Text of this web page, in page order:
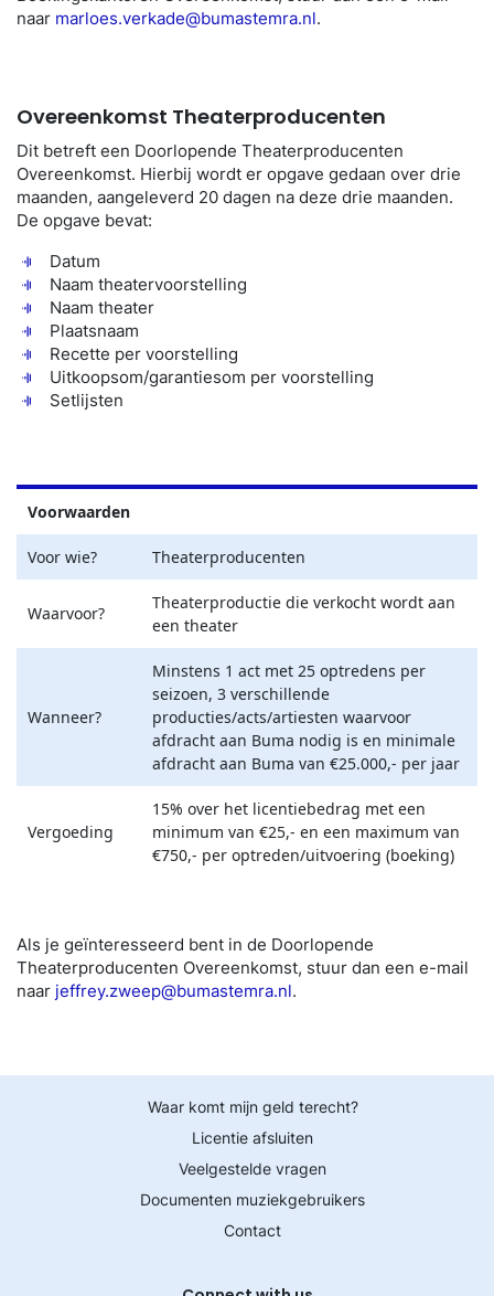
naar marloes.verkade@bumastemra.nl.
Overeenkomst Theaterproducenten
Dit betreft een Doorlopende Theaterproducenten
Overeenkomst. Hierbij wordt er opgave gedaan over drie
maanden, aangeleverd 20 dagen na deze drie maanden.
De opgave bevat:
Datum
Naam theatervoorstelling
Naam theater
Plaatsnaam
Recette per voorstelling
Uitkoopsom/garantiesom per voorstelling
Setlijsten
Voorwaarden
Voor wie? Theaterproducenten
Waarvoor?
Theaterproductie die verkocht wordt aan
een theater
Wanneer?
Minstens 1 act met 25 optredens per
seizoen, 3 verschillende
producties/acts/artiesten waarvoor
afdracht aan Buma nodig is en minimale
afdracht aan Buma van €25.000,- per jaar
Vergoeding
15% over het licentiebedrag met een
minimum van €25,- en een maximum van
€750,- per optreden/uitvoering (boeking)
Als je geïnteresseerd bent in de Doorlopende
Theaterproducenten Overeenkomst, stuur dan een e-mail
naar jeffrey.zweep@bumastemra.nl.
Waar komt mijn geld terecht?
Licentie afsluiten
Veelgestelde vragen
Documenten muziekgebruikers
Contact